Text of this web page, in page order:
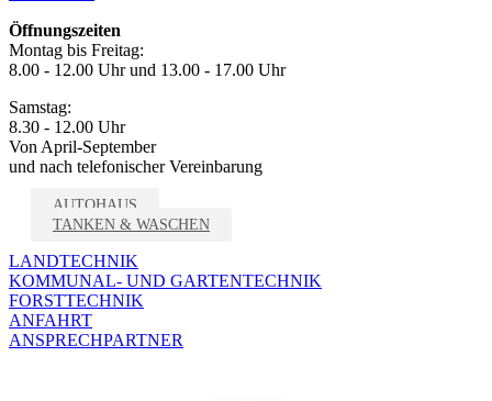
Öffnungszeiten
Montag bis Freitag:
8.00 - 12.00 Uhr und 13.00 - 17.00 Uhr
Samstag:
8.30 - 12.00 Uhr
Von April-September
und nach telefonischer Vereinbarung
AUTOHAUS
TANKEN & WASCHEN
LANDTECHNIK
KOMMUNAL- UND GARTENTECHNIK
FORSTTECHNIK
ANFAHRT
ANSPRECHPARTNER